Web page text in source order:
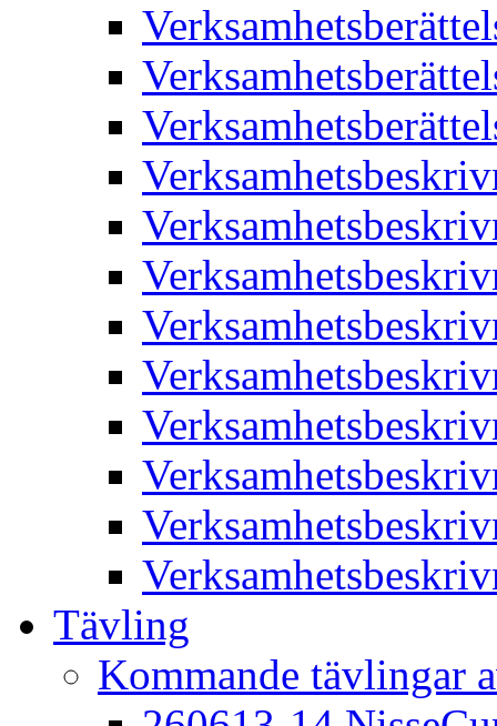
Tävling
Kommande tävlingar